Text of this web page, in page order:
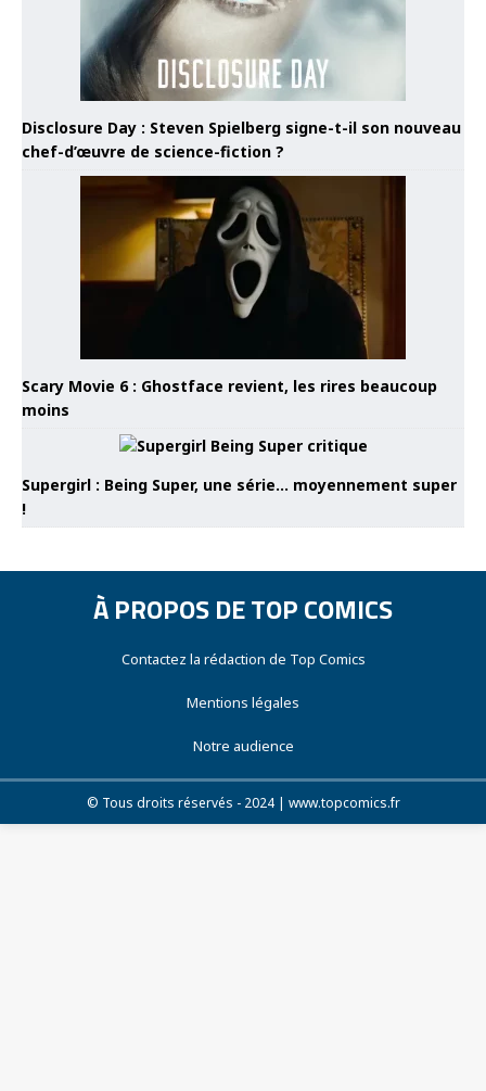
Disclosure Day : Steven Spielberg signe-t-il son nouveau
chef-d’œuvre de science-fiction ?
Scary Movie 6 : Ghostface revient, les rires beaucoup
moins
Supergirl : Being Super, une série… moyennement super
!
À PROPOS DE TOP COMICS
Contactez la rédaction de Top Comics
Mentions légales
Notre audience
© Tous droits réservés - 2024 | www.topcomics.fr